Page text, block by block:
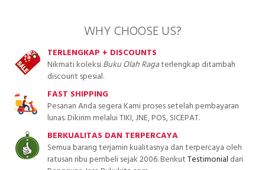
WHY CHOOSE US?
TERLENGKAP + DISCOUNTS
Nikmati koleksiBuku Olah Ragaterlengkap ditambah
discount spesial.
FAST SHIPPING
Pesanan Anda segera Kami proses setelah pembayaran
lunas. Dikirim melalui TIKI, JNE, POS, SICEPAT.
BERKUALITAS DAN TERPERCAYA
Semua barang terjamin kualitasnya dan terpercaya oleh
ratusan ribu pembeli sejak 2006. BerikutTestimonial dari